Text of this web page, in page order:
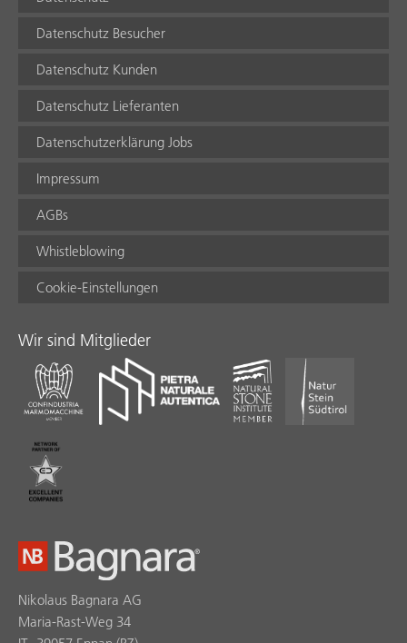
Datenschutz Besucher
Datenschutz Kunden
Datenschutz Lieferanten
Datenschutzerklärung Jobs
Impressum
AGBs
Whistleblowing
Cookie-Einstellungen
Wir sind Mitglieder
Nikolaus Bagnara AG
Maria-Rast-Weg 34